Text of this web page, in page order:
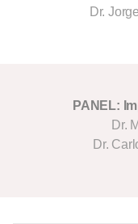
Dr.
PANEL:
Dr.
Dr.